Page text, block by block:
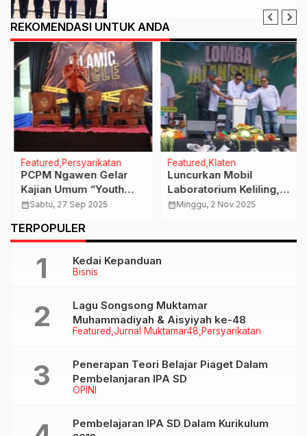
Satpam
REKOMENDASI UNTUK ANDA
Featured Persyarikatan
PCPM Ngawen Gelar
Kajian Umum “Youth
Islamic Circle”, Ubah
calendar_monthSabtu, 27 Sep 2025
Featured Klaten
Luncurkan Mobil
Laboratorium Keliling,
Bupati Klaten Minta
Disidak
calendar_monthMinggu, 2 Nov 2025
TERPOPULER
Bisnis
Kedai Kepanduan
Featured Jurnal Muktamar48 Persyarikatan
Lagu Songsong Muktamar
Muhammadiyah & Aisyiyah ke-48
OPINI
Penerapan Teori Belajar Piaget Dalam
Pembelanjaran IPA SD
Pembelajaran IPA SD Dalam Kurikulum